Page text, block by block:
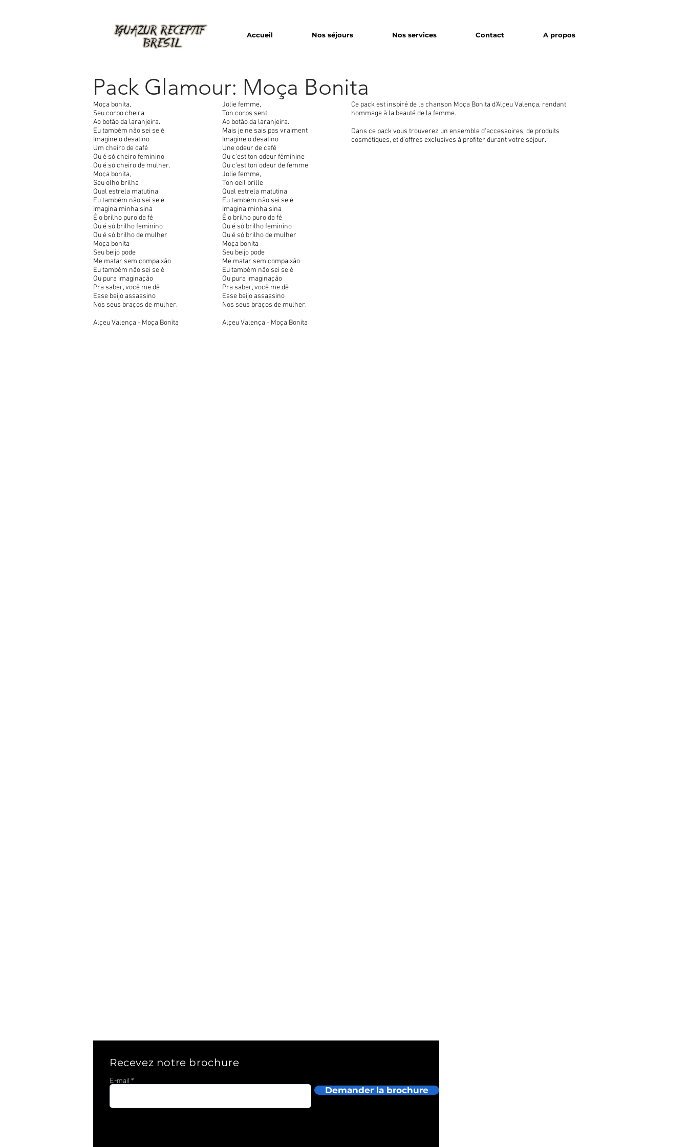
Accueil Nos séjours Nos services Contact A propos
Pack Glamour: Moça Bonita
Moça bonita,
Seu corpo cheira
Ao botão da laranjeira.
Eu também não sei se é
Imagine o desatino
Um cheiro de café
Ou é só cheiro feminino
Ou é só cheiro de mulher.
Moça bonita,
Seu olho brilha
Qual estrela matutina
Eu também não sei se é
Imagina minha sina
É o brilho puro da fé
Ou é só brilho feminino
Ou é só brilho de mulher
Moça bonita
Seu beijo pode
Me matar sem compaixão
Eu também não sei se é
Ou pura imaginação
Pra saber, você me dê
Esse beijo assassino
Nos seus braços de mulher.
Alçeu Valença - Moça Bonita
Jolie femme,
Ton corps sent
Ao botão da laranjeira.
Mais je ne sais pas vraiment
Imagine o desatino
Une odeur de café
Ou c'est ton odeur féminine
Ou c'est ton odeur de femme
Jolie femme,
Ton oeil brille
Qual estrela matutina
Eu também não sei se é
Imagina minha sina
É o brilho puro da fé
Ou é só brilho feminino
Ou é só brilho de mulher
Moça bonita
Seu beijo pode
Me matar sem compaixão
Eu também não sei se é
Ou pura imaginação
Pra saber, você me dê
Esse beijo assassino
Nos seus braços de mulher.
Alçeu Valença - Moça Bonita
Ce pack est inspiré de la chanson Moça Bonita d'Alçeu Valença, rendant
hommage à la beauté de la femme.
Dans ce pack vous trouverez un ensemble d'accessoires, de produits
cosmétiques, et d'offres exclusives à profiter durantvotre séjour.
Recevez notre brochure
E-mail
Demander la brochure